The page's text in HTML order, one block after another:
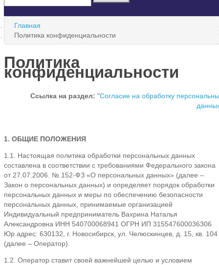
Главная
Политика конфиденциальности
Политика
конфиденциальности
Ссылка на раздел: "Согласие на обработку
1. ОБЩИЕ ПОЛОЖЕНИЯ
1.1. Настоящая политика обработки персональных данных
составлена в соответствии с требованиями Федерального закона
от 27.07.2006. № 152-ФЗ «О персональных данных» (далее –
Закон о персональных данных) и определяет порядок обработки
персональных данных и меры по обеспечению безопасности
персональных данных, принимаемые организацией
Индивидуальный предприниматель Вахрина Наталья
Александровна ИНН 540700068941 ОГРН ИП 315547600036306
Юр.адрес: 630132, г. Новосибирск, ул. Челюскинцев, д. 15, кв. 104
(далее – Оператор).
1.2. Оператор ставит своей важнейшей целью и условием